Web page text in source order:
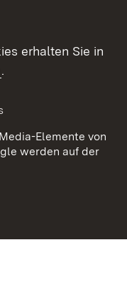
erhalten Sie in
.
Elemente von
werden auf der